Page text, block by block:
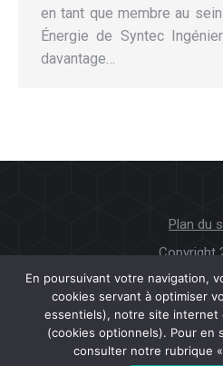
en tant que membre au
Énergie de Syntec
davantage…
Plan du
Copyright
Mentions
En poursuivant votre navigation,
cookies servant à optimiser
essentiels), notre site internet
(cookies optionnels). Pour en
consulter notre rubrique